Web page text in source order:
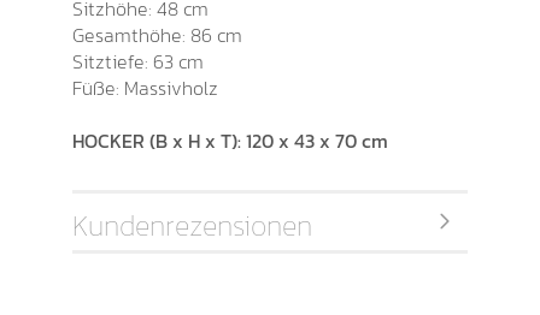
Sitzhöhe: 48 cm
Gesamthöhe: 86 cm
Sitztiefe: 63 cm
Füße: Massivholz
HOCKER (B x H x T): 120 x 43 x 70 cm
Kundenrezensionen